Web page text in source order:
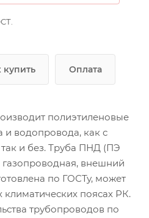
купить Оплата
полиэтиленовые
и водопровода, как с
и без. Труба ПНД (ПЭ
внешний
по ГОСТу, может
климатических поясах РК.
трубопроводов по